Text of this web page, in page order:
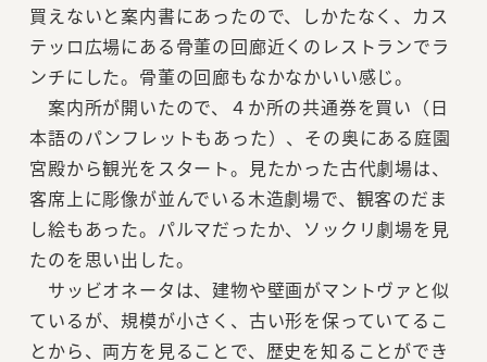
買えないと案内書にあったので、しかたなく、カス
テッロ広場にある骨董の回廊近くのレストランでラ
ンチにした。骨董の回廊もなかなかいい感じ。
案内所が開いたので、４か所の共通券を買い（日
本語のパンフレットもあった）、その奥にある庭園
宮殿から観光をスタート。見たかった古代劇場は、
客席上に彫像が並んでいる木造劇場で、観客のだま
し絵もあった。パルマだったか、ソックリ劇場を見
たのを思い出した。
サッビオネータは、建物や壁画がマントヴァと似
ているが、規模が小さく、古い形を保っていてるこ
とから、両方を見ることで、歴史を知ることができ